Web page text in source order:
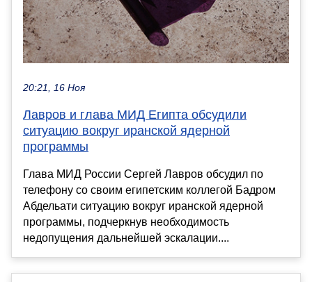
20:21, 16 Ноя
Лавров и глава МИД Египта обсудили
ситуацию вокруг иранской ядерной
программы
Глава МИД России Сергей Лавров обсудил по
телефону со своим египетским коллегой Бадром
Абдельати ситуацию вокруг иранской ядерной
программы, подчеркнув необходимость
недопущения дальнейшей эскалации....